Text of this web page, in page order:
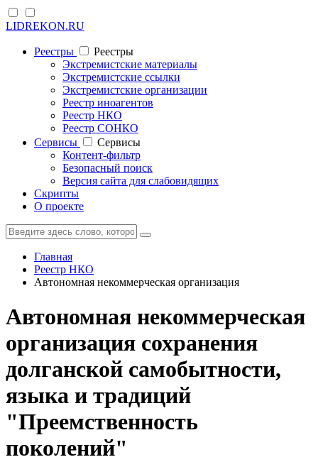
LIDREKON.RU
Реестры
Реестры
Экстремистские материалы
Экстремистские ссылки
Экстремистские организации
Реестр иноагентов
Реестр НКО
Реестр СОНКО
Cервисы
Cервисы
Контент-фильтр
Безопасный поиск
Версия сайта для слабовидящих
Скрипты
О проекте
Главная
Реестр НКО
Автономная некоммерческая организация
Автономная некоммерческая
организация сохранения
долганской самобытности,
языка и традиций
"Преемственность
поколений"